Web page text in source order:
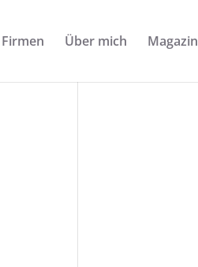
Über mich Magazin